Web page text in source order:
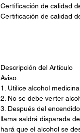
Certificación de calidad
Certificación de calidad
Descripción del Artículo
Aviso:
1. Utilice alcohol
2. No se debe verter
3. Después del
llama saldrá disparada
hará que el alcohol se